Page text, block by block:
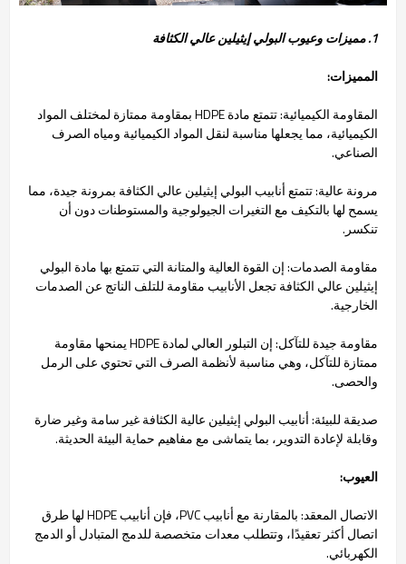
1. مميزات وعيوب البولي إيثيلين عالي الكثافة
المميزات:
المقاومة الكيميائية: تتمتع مادة HDPE بمقاومة ممتازة لمختلف المواد
الكيميائية، مما يجعلها مناسبة لنقل المواد الكيميائية ومياه الصرف
الصناعي.
مرونة عالية: تتمتع أنابيب البولي إيثيلين عالي الكثافة بمرونة جيدة، مما
يسمح لها بالتكيف مع التغيرات الجيولوجية والمستوطنات دون أن
تنكسر.
مقاومة الصدمات: إن القوة العالية والمتانة التي تتمتع بها مادة البولي
إيثيلين عالي الكثافة تجعل الأنابيب مقاومة للتلف الناتج عن الصدمات
الخارجية.
مقاومة جيدة للتآكل: إن التبلور العالي لمادة HDPE يمنحها مقاومة
ممتازة للتآكل، وهي مناسبة لأنظمة الصرف التي تحتوي على الرمل
والحصى.
صديقة للبيئة: أنابيب البولي إيثيلين عالية الكثافة غير سامة وغير ضارة
وقابلة لإعادة التدوير، بما يتماشى مع مفاهيم حماية البيئة الحديثة.
العيوب:
الاتصال المعقد: بالمقارنة مع أنابيب PVC، فإن أنابيب HDPE لها طرق
اتصال أكثر تعقيدًا، وتتطلب معدات متخصصة للدمج المتبادل أو الدمج
الكهربائي.